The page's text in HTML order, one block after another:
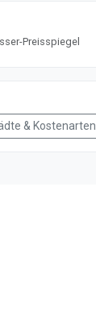
Preisspiegel
& Kostenarten